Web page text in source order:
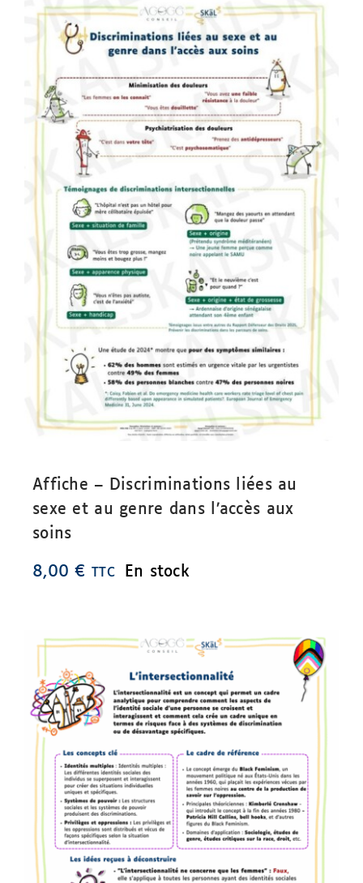
Boutique
Mon compte
Panier
Affiche – Discriminations liées au
sexe et au genre dans l’accès aux
soins
8,00€ TTC En stock